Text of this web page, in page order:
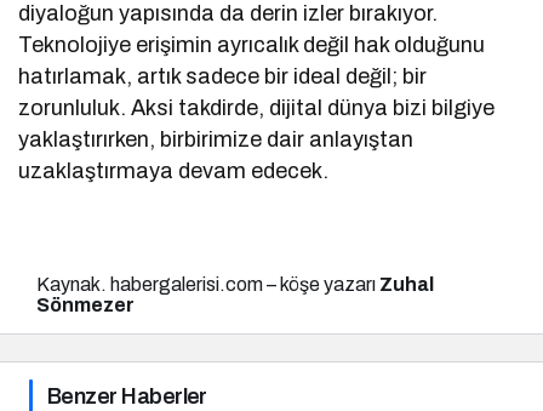
diyaloğun yapısında da derin izler bırakıyor.
Teknolojiye erişimin ayrıcalık değil hak olduğunu
hatırlamak, artık sadece bir ideal değil; bir
zorunluluk. Aksi takdirde, dijital dünya bizi bilgiye
yaklaştırırken, birbirimize dair anlayıştan
uzaklaştırmaya devam edecek.
Kaynak. habergalerisi.com – köşe yazarı Zuhal
Sönmezer
Benzer Haberler